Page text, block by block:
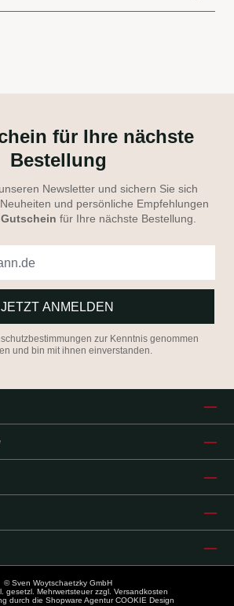
für Ihre nächste
Bestellung
Newsletter und sichern Sie sich
und persönliche Empfehlungen
Gutschein für Ihre nächste Bestellung.
JETZT ANMELDEN
zur Kenntnis genommen
und bin mit ihnen einverstanden.
© Sven Woytschaetzky GmbH
gesetzl. Mehrwertsteuer zzgl. Versandkosten
durch die Shopware Agentur COOKIE Design